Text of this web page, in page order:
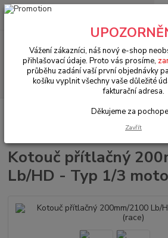
+420 602 330 329
VW Brouk Typ 1 (1938 » 03)
Motory &
Kotouč přítlačný
Lb/HD - Typ 1/3
Vážení zákazníci, náš nový e-shop
přihlašovací údaje. Proto vás prosíme,
průběhu zadání vaší první objednávky
košíku vyplnit všechny vaše důležité
fakturační adresa.
Děkujeme za
Zavřít